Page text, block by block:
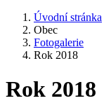
Úvodní stránka
Obec
Fotogalerie
Rok 2018
Rok 2018